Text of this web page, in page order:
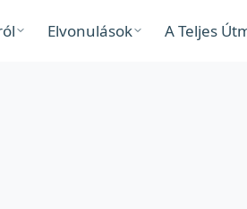
Elvonulások A Teljes